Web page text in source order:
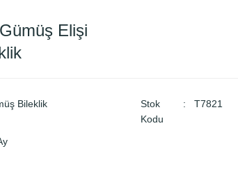
Elişi
Bileklik
Stok
Kodu
T7821